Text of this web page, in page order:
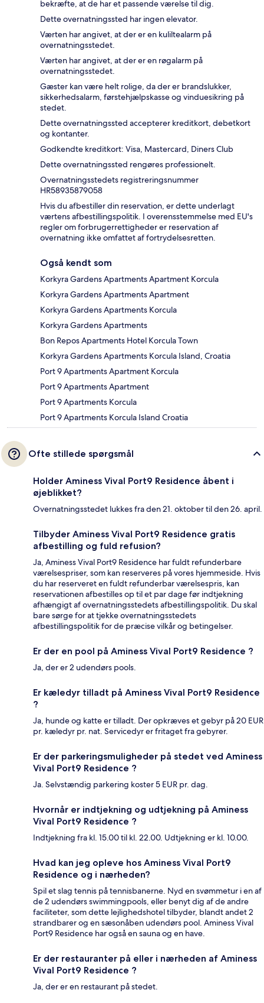
bekræfte, at de har et passende værelse til dig.
Dette overnatningssted har ingen elevator.
Værten har angivet, at der er en kuliltealarm på
overnatningsstedet.
Værten har angivet, at der er en røgalarm på
overnatningsstedet.
Gæster kan være helt rolige, da der er brandslukker,
sikkerhedsalarm, førstehjælpskasse og vinduesikring på
stedet.
Dette overnatningssted accepterer kreditkort, debetkort
og kontanter.
Godkendte kreditkort: Visa, Mastercard, Diners Club
Dette overnatningssted rengøres professionelt.
Overnatningsstedets registreringsnummer
HR58935879058
Hvis du afbestiller din reservation, er dette underlagt
værtens afbestillingspolitik. I overensstemmelse med EU's
regler om forbrugerrettigheder er reservation af
overnatning ikke omfattet af fortrydelsesretten.
Også kendt som
Korkyra Gardens Apartments Apartment Korcula
Korkyra Gardens Apartments Apartment
Korkyra Gardens Apartments Korcula
Korkyra Gardens Apartments
Bon Repos Apartments Hotel Korcula Town
Korkyra Gardens Apartments Korcula Island, Croatia
Port 9 Apartments Apartment Korcula
Port 9 Apartments Apartment
Port 9 Apartments Korcula
Port 9 Apartments Korcula Island Croatia
Ofte stillede spørgsmål
Holder Aminess Vival Port9 Residence åbent i
øjeblikket?
Overnatningsstedet lukkes fra den 21. oktober til den 26. april.
Tilbyder Aminess Vival Port9 Residence gratis
afbestilling og fuld refusion?
Ja, Aminess Vival Port9 Residence har fuldt refunderbare
værelsespriser, som kan reserveres på vores hjemmeside. Hvis
du har reserveret en fuldt refunderbar værelsespris, kan
reservationen afbestilles op til et par dage før indtjekning
afhængigt af overnatningsstedets afbestillingspolitik. Du skal
bare sørge for at tjekke overnatningsstedets
afbestillingspolitik for de præcise vilkår og betingelser.
Er der en pool på Aminess Vival Port9 Residence ?
Ja, der er 2 udendørs pools.
Er kæledyr tilladt på Aminess Vival Port9 Residence
?
Ja, hunde og katte er tilladt. Der opkræves et gebyr på 20 EUR
pr. kæledyr pr. nat. Servicedyr er fritaget fra gebyrer.
Er der parkeringsmuligheder på stedet ved Aminess
Vival Port9 Residence ?
Ja. Selvstændig parkering koster 5 EUR pr. dag.
Hvornår er indtjekning og udtjekning på Aminess
Vival Port9 Residence ?
Indtjekning fra kl. 15.00 til kl. 22.00. Udtjekning er kl. 10.00.
Hvad kan jeg opleve hos Aminess Vival Port9
Residence og i nærheden?
Spil et slag tennis på tennisbanerne. Nyd en svømmetur i en af
de 2 udendørs swimmingpools, eller benyt dig af de andre
faciliteter, som dette lejlighedshotel tilbyder, blandt andet 2
strandbarer og en sæsonåben udendørs pool. Aminess Vival
Port9 Residence har også en sauna og en have.
Er der restauranter på eller i nærheden af Aminess
Vival Port9 Residence ?
Ja, der er en restaurant på stedet.